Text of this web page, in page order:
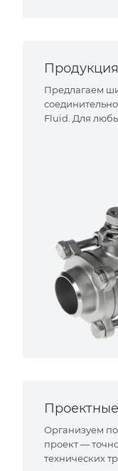
Предлагаем
Fluid. Для
Организуем
проект —
технических